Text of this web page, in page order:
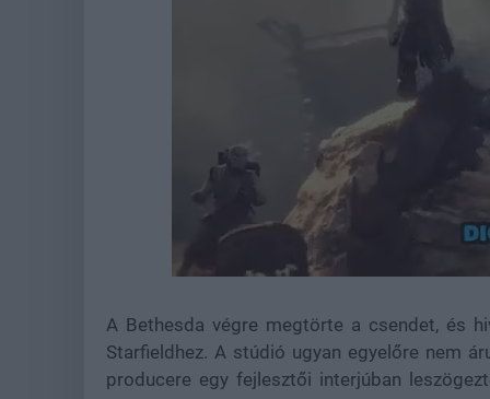
38.15%
A Bethesda végre megtörte a csendet, és
Starfieldhez. A stúdió ugyan egyelőre nem
producere egy fejlesztői interjúban